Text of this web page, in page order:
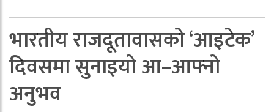
भारतीय राजदूतावासको ‘आइटेक’
दिवसमा सुनाइयो आ–आफ्नो
अनुभव